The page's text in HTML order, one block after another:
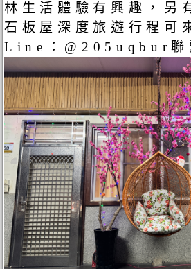
林生活體驗有興趣，另
石板屋深度旅遊行程可
Line：@205uqbur聯